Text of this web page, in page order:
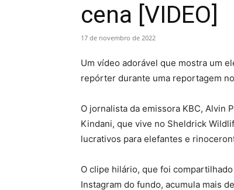
cena [VIDEO]
17 de novembro de 2022
Um vídeo adorável que mostra um
repórter durante uma reportagem
O jornalista da emissora KBC, Alvin
Kindani, que vive no Sheldrick
lucrativos para elefantes e
O clipe hilário, que foi
Instagram do fundo, acumula mais